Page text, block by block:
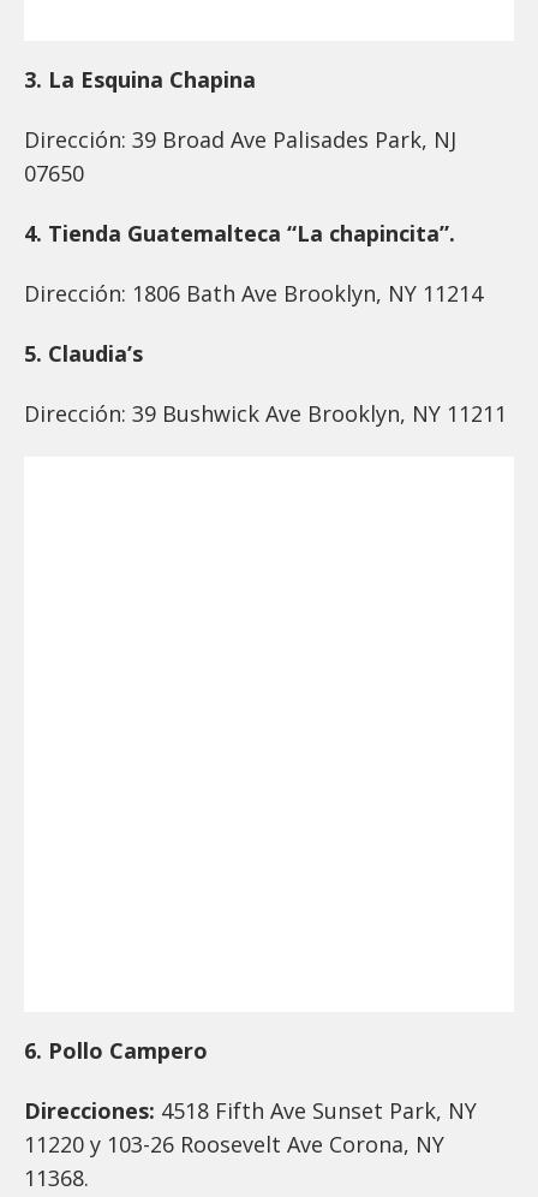
3. La Esquina Chapina
Dirección: 39 Broad Ave Palisades Park, NJ
07650
4. Tienda Guatemalteca “La chapincita”.
Dirección: 1806 Bath Ave Brooklyn, NY 11214
5. Claudia’s
Dirección: 39 Bushwick Ave Brooklyn, NY 11211
6. Pollo Campero
Direcciones: 4518 Fifth Ave Sunset Park, NY
11220 y 103-26 Roosevelt Ave Corona, NY
11368.